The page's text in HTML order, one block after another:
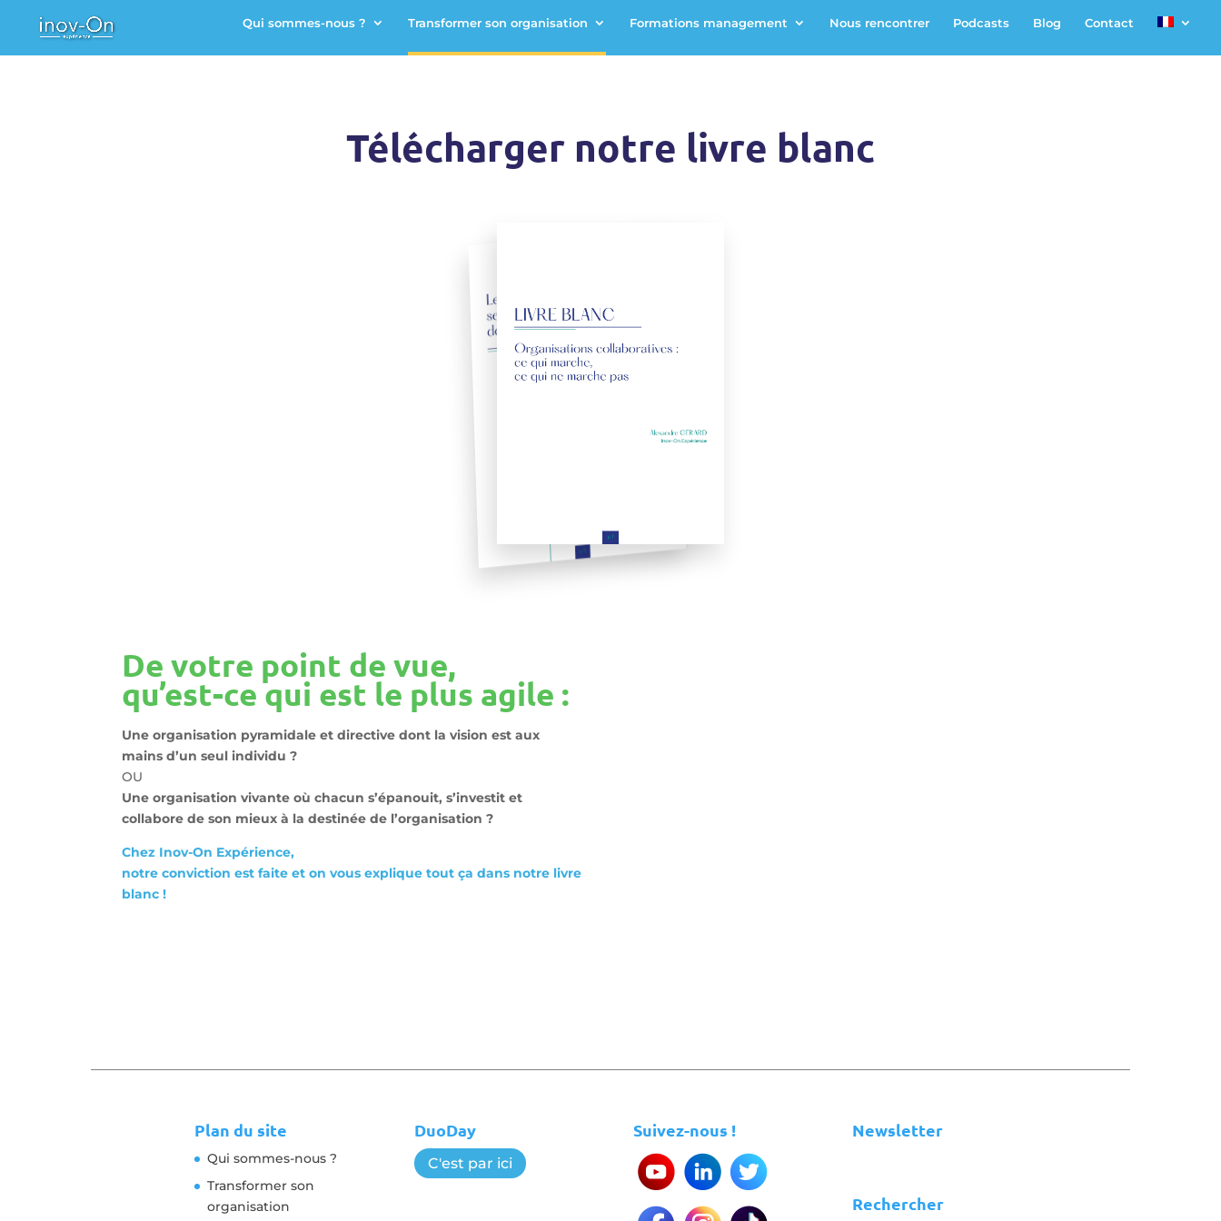
Qui sommes-nous ? Transformer son organisation Formations management Nous rencontrer Podcasts Blog Contact
Télécharger notre livre blanc
De votre point de vue,
qu’est-ce qui est le plus agile :
Une organisation pyramidale et directive dont la vision est aux
mains d’un seul individu ?
OU
Une organisation vivante où chacun s’épanouit, s’investit et
collabore de son mieux à la destinée de l’organisation ?
Chez Inov-On Expérience,
notre conviction est faite et on vous explique tout ça dans notre livre
blanc !
Plan du site
Qui sommes-nous ?
Transformer son
organisation
DuoDay
C'est par ici
Suivez-nous ! Newsletter
Rechercher